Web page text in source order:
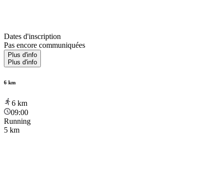
Dates d'inscription
Pas encore communiquées
Plus d'info
Plus d'info
6 km
6 km
09:00
Running
5 km